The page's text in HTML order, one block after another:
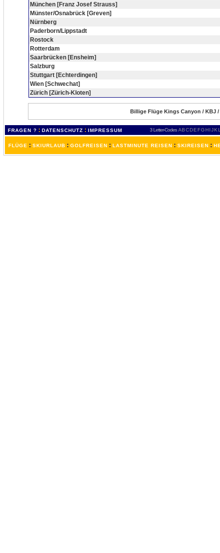
München [Franz Josef Strauss]
Münster/Osnabrück [Greven]
Nürnberg
Paderborn/Lippstadt
Rostock
Rotterdam
Saarbrücken [Ensheim]
Salzburg
Stuttgart [Echterdingen]
Wien [Schwechat]
Zürich [Zürich-Kloten]
Billige Flüge Kings Canyon / KBJ
FRAGEN ? : DATENSCHUTZ : IMPRESSUM 3 Letter-Codes ABCDEFGH IJKL
FLÜGE : SKIURLAUB : GOLFREISEN : LASTMINUTE REISEN : SKIREISEN :